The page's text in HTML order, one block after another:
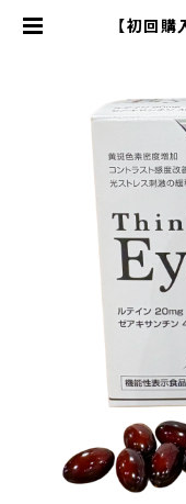
【初回